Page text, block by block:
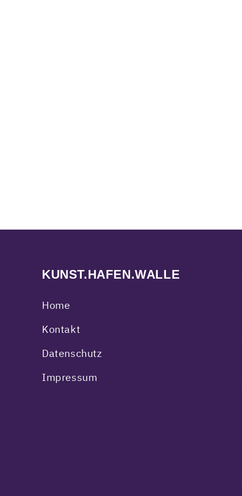
KUNST.HAFEN.WALLE
Home
Kontakt
Datenschutz
Impressum